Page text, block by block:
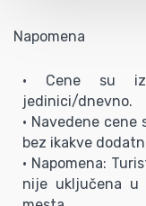
Napomena
• Cene su
jedinici/dnevno.
• Navedene
bez ikakve
• Napomena:
nije uključena u